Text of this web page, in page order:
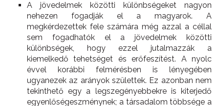
A jövedelmek közötti különbségeket nagyon
nehezen fogadják el a magyarok. A
megkérdezettek fele számára még azzal a céllal
sem fogadhatók el a jövedelmek közötti
különbségek, hogy ezzel jutalmazzák a
kiemelkedő tehetséget és erőfeszítést. A nyolc
évvel korábbi felmérésben is lényegében
ugyanezek az arányok születtek. Ez azonban nem
tekinthető egy a legszegényebbekre is kiterjedő
egyenlőségeszménynek; a társadalom többsége a